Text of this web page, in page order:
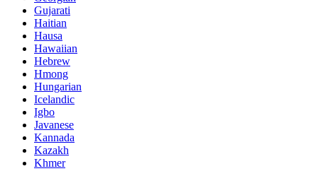
Gujarati
Haitian
Hausa
Hawaiian
Hebrew
Hmong
Hungarian
Icelandic
Igbo
Javanese
Kannada
Kazakh
Khmer